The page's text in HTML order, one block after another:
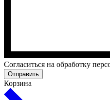
Cогласиться на обработку
Отправить
Корзина